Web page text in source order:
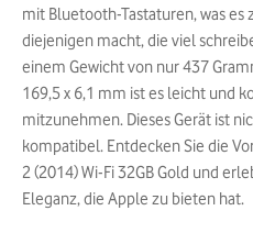
mit Bluetooth-Tastaturen, was es
diejenigen macht, die viel
einem Gewicht von nur 437
169,5 x 6,1 mm ist es leicht und
mitzunehmen. Dieses Gerät ist
kompatibel. Entdecken Sie die
2 (2014) Wi-Fi 32GB Gold und
Eleganz, die Apple zu bieten hat.